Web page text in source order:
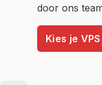
door ons
Kies je VPS